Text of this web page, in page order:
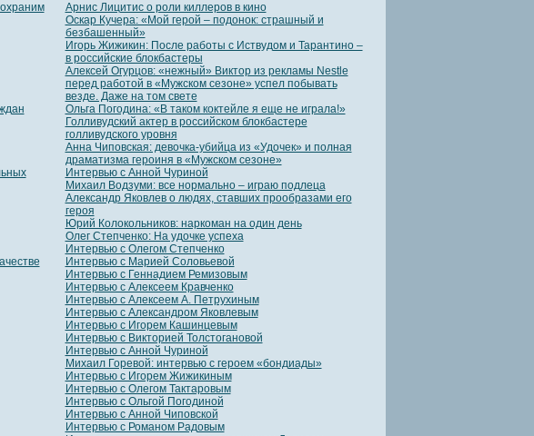
Арнис Лицитис о роли киллеров в кино
Оскар Кучера: «Мой герой – подонок: страшный и
безбашенный»
Игорь Жижикин: После работы с Иствудом и Тарантино –
в российские блокбастеры
Алексей Огурцов: «нежный» Виктор из рекламы Nestle
перед работой в «Мужском сезоне» успел побывать
везде. Даже на том свете
Ольга Погодина: «В таком коктейле я еще не играла!»
Голливудский актер в российском блокбастере
голливудского уровня
Анна Чиповская: девочка-убийца из «Удочек» и полная
драматизма героиня в «Мужском сезоне»
Интервью с Анной Чуриной
Михаил Водзуми: все нормально – играю подлеца
Александр Яковлев о людях, ставших прообразами его
героя
Юрий Колокольников: наркоман на один день
Олег Степченко: На удочке успеха
Интервью с Олегом Степченко
Интервью с Марией Соловьевой
Интервью с Геннадием Ремизовым
Интервью с Алексеем Кравченко
Интервью с Алексеем А. Петрухиным
Интервью с Александром Яковлевым
Интервью с Игорем Кашинцевым
Интервью с Викторией Толстогановой
Интервью с Анной Чуриной
Михаил Горевой: интервью с героем «бондиады»
Интервью с Игорем Жижикиным
Интервью с Олегом Тактаровым
Интервью с Ольгой Погодиной
Интервью с Анной Чиповской
Интервью с Романом Радовым